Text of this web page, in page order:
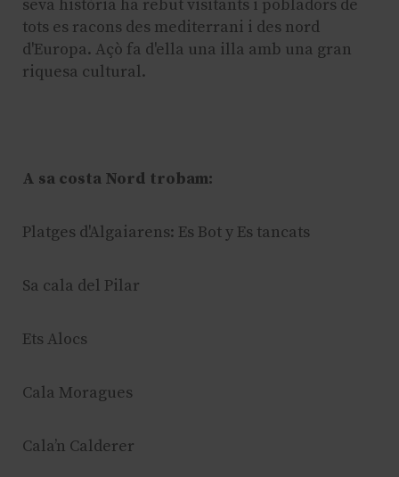
seva història ha rebut visitants i pobladors de
tots es racons des mediterrani i des nord
d'Europa. Açò fa d'ella una illa amb una gran
riquesa cultural.
A sa costa Nord trobam:
Platges d'Algaiarens: Es Bot y Es tancats
Sa cala del Pilar
Ets Alocs
Cala Moragues
Cala’n Calderer